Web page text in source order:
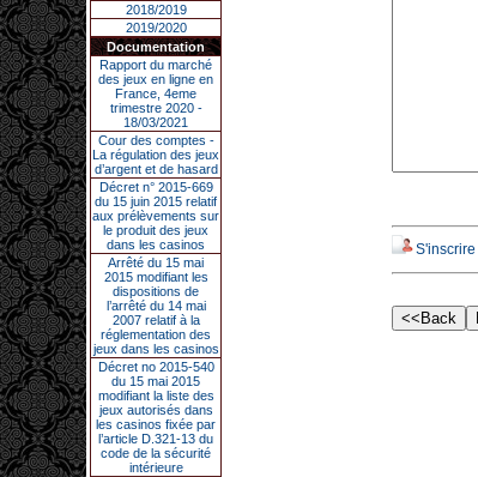
2018/2019
2019/2020
Documentation
Rapport du marché
des jeux en ligne en
France, 4eme
trimestre 2020 -
18/03/2021
Cour des comptes -
La régulation des jeux
d’argent et de hasard
Décret n° 2015-669
du 15 juin 2015 relatif
aux prélèvements sur
le produit des jeux
dans les casinos
Arrêté du 15 mai
2015 modifiant les
dispositions de
l’arrêté du 14 mai
2007 relatif à la
réglementation des
jeux dans les casinos
Décret no 2015-540
du 15 mai 2015
modifiant la liste des
jeux autorisés dans
les casinos fixée par
l’article D.321-13 du
code de la sécurité
intérieure
S'inscrire